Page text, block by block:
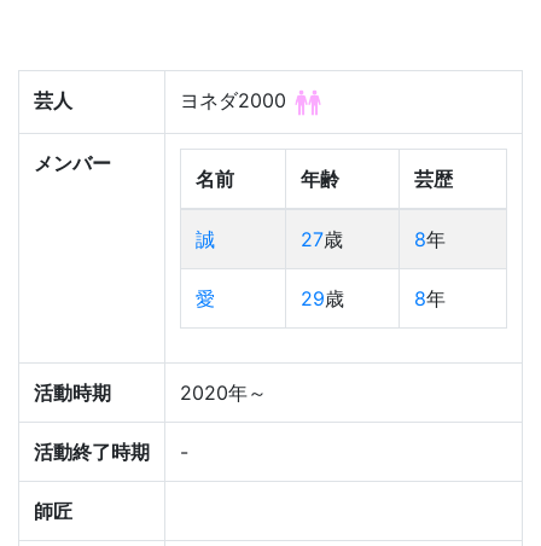
芸人 ヨネダ2000
メンバー
名前 年齢 芸歴
誠 27歳 8年
愛 29歳 8年
活動時期 2020年～
活動終了時期 -
師匠